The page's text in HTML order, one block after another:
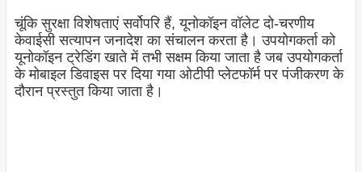
चूंकि सुरक्षा विशेषताएं सर्वोपरि हैं, यूनोकॉइन वॉलेट दो-चरणीय
केवाईसी सत्यापन जनादेश का संचालन करता है। उपयोगकर्ता को
यूनोकॉइन ट्रेडिंग खाते में तभी सक्षम किया जाता है जब उपयोगकर्ता
के मोबाइल डिवाइस पर दिया गया ओटीपी प्लेटफॉर्म पर पंजीकरण के
दौरान प्रस्तुत किया जाता है।